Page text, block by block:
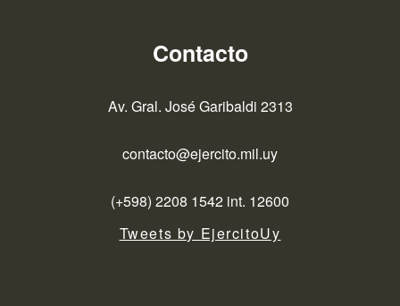
Contacto
Av. Gral. José Garibaldi 2313
contacto@ejercito.mil.uy
(+598) 2208 1542 int. 12600
Tweets by EjercitoUy